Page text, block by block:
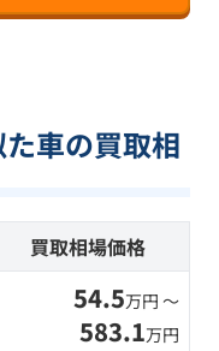
車の買取相
買取相場価格
54.5万円 〜
583.1万円